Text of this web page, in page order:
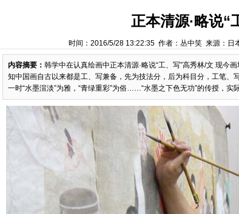
正本清源·略说“
时间：2016/5/28 13:22:35 作者：丛中笑 来源：日
内容摘要： 韩学中在认真绘画中正本清源·略说“工、写”高秀林/文 现今
知中国画自古以来都是工、写兼备，先为技法分，后为科目分，工笔、
一时“水墨渲淡”为雅，“青绿重彩”为俗……“水墨之下色无功”的传授，实